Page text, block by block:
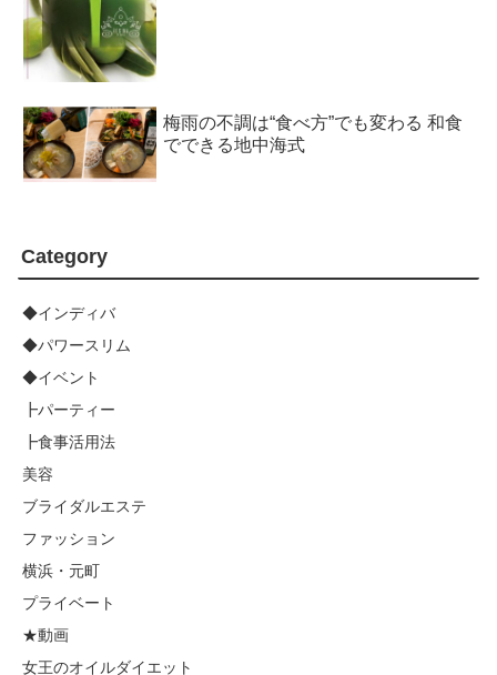
梅雨の不調は“食べ方”でも変わる 和食
でできる地中海式
Category
◆インディバ
◆パワースリム
◆イベント
┣パーティー
┣食事活用法
美容
ブライダルエステ
ファッション
横浜・元町
プライベート
★動画
女王のオイルダイエット